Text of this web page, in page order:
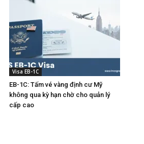
Visa EB-1C
EB-1C: Tấm vé vàng định cư Mỹ
không qua kỳ hạn chờ cho quản lý
cấp cao